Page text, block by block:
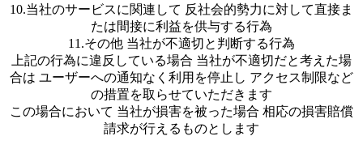
10.当社のサービスに関連して 反社会的勢力に対して直接ま
たは間接に利益を供与する行為
11.その他 当社が不適切と判断する行為
上記の行為に違反している場合 当社が不適切だと考えた場
合は ユーザーへの通知なく利用を停止し アクセス制限など
の措置を取らせていただきます
この場合において 当社が損害を被った場合 相応の損害賠償
請求が行えるものとします